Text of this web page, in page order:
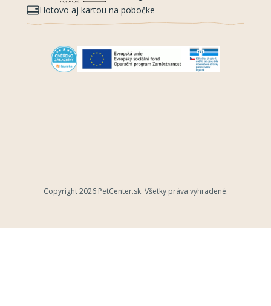
Hotovo aj kartou na pobočke
Copyright 2026 PetCenter.sk. Všetky práva vyhradené.